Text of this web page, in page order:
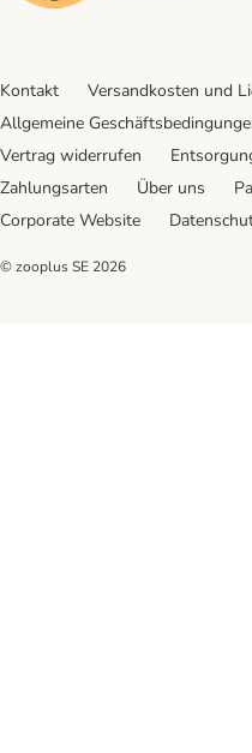
Kontakt Versandkosten und
Allgemeine
Vertrag widerrufen
Zahlungsarten
Über uns
Corporate Website
© zooplus SE 2026